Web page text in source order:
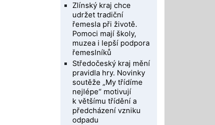
Zlínský kraj chce
udržet tradiční
řemesla při životě.
Pomoci mají školy,
muzea i lepší podpora
řemeslníků
Středočeský kraj mění
pravidla hry. Novinky
soutěže „My třídíme
nejlépe“ motivují
k většímu třídění a
předcházení vzniku
odpadu